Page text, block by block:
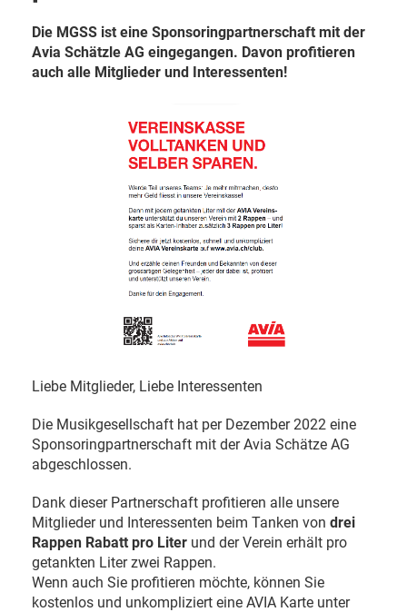
Die MGSS ist eine Sponsoringpartnerschaft mit der
Avia Schätzle AG eingegangen. Davon profitieren
auch alle Mitglieder und Interessenten!
Liebe Mitglieder, Liebe Interessenten
Die Musikgesellschaft hat per Dezember 2022 eine
Sponsoringpartnerschaft mit der Avia Schätze AG
abgeschlossen.
Dank dieser Partnerschaft profitieren alle unsere
Mitglieder und Interessenten beim Tanken von drei
Rappen Rabatt pro Liter und der Verein erhält pro
getankten Liter zwei Rappen.
Wenn auch Sie profitieren möchte, können Sie
kostenlos und unkompliziert eine AVIA Karte unter